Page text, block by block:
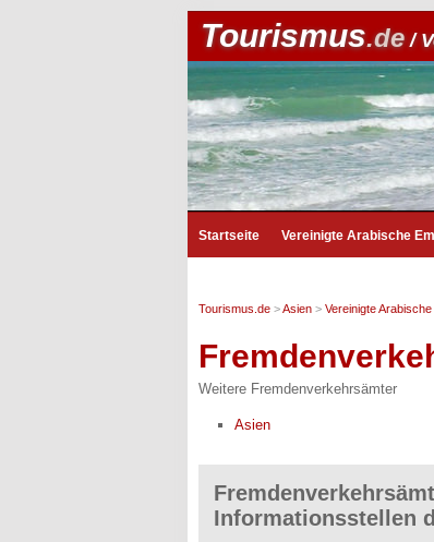
Tourismus.de/
Startseite Vereinigte Arabische
Tourismus.de >Asien > Vereinigte
Weitere Fremdenverkehrsämter
Asien
Informationsstellen